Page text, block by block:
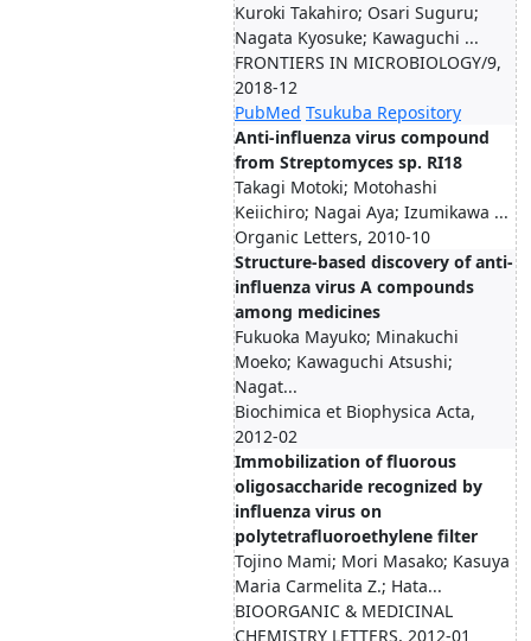
Kuroki Takahiro; Osari Suguru;
Nagata Kyosuke; Kawaguchi ...
FRONTIERS IN MICROBIOLOGY/9,
2018-12
PubMed Tsukuba Repository
Anti-influenza virus compound
from Streptomyces sp. RI18
Takagi Motoki; Motohashi
Keiichiro; Nagai Aya; Izumikawa ...
Organic Letters, 2010-10
Structure-based discovery of anti-
influenza virus A compounds
among medicines
Fukuoka Mayuko; Minakuchi
Moeko; Kawaguchi Atsushi;
Nagat...
Biochimica et Biophysica Acta,
2012-02
Immobilization of fluorous
oligosaccharide recognized by
influenza virus on
polytetrafluoroethylene filter
Tojino Mami; Mori Masako; Kasuya
Maria Carmelita Z.; Hata...
BIOORGANIC & MEDICINAL
CHEMISTRY LETTERS, 2012-01